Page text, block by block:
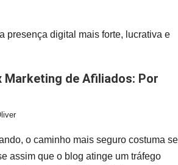
presença digital mais forte, lucrativa e
o caminho mais seguro costuma
assim que o blog atinge um tráfego